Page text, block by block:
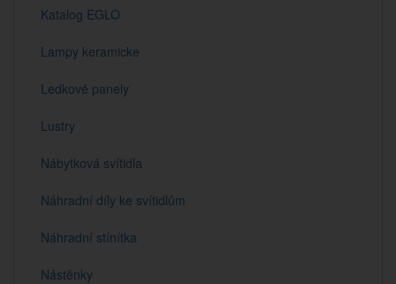
Katalog EGLO
Lampy keramicke
Ledkové panely
Lustry
Nábytková svítidla
Náhradní díly ke svítidlům
Náhradní stínítka
Nástěnky